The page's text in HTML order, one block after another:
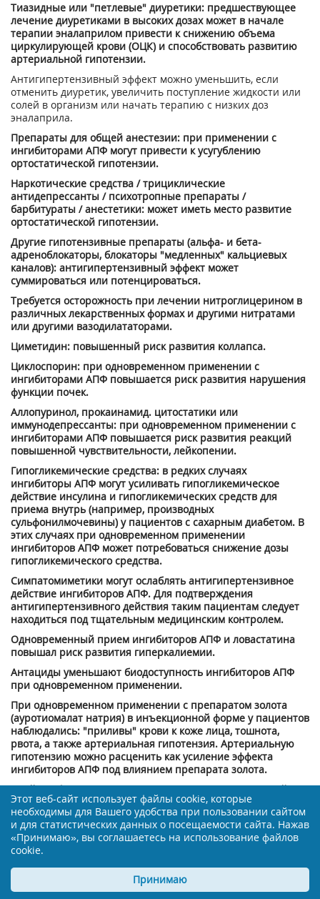
Тиазидные или "петлевые" диуретики: предшествующее
лечение диуретиками в высоких дозах может в начале
терапии эналаприлом привести к снижению объема
циркулирующей крови (ОЦК) и способствовать развитию
артериальной гипотензии.
Антигипертензивный эффект можно уменьшить, если
отменить диуретик, увеличить поступление жидкости или
солей в организм или начать терапию с низких доз
эналаприла.
Препараты для общей анестезии: при применении с
ингибиторами АПФ могут привести к усугублению
ортостатической гипотензии.
Наркотические средства / трициклические
антидепрессанты / психотропные препараты /
барбитураты / анестетики: может иметь место развитие
ортостатической гипотензии.
Другие гипотензивные препараты (альфа- и бета-
адреноблокаторы, блокаторы "медленных" кальциевых
каналов): антигипертензивный эффект может
суммироваться или потенцироваться.
Требуется осторожность при лечении нитроглицерином в
различных лекарственных формах и другими нитратами
или другими вазодилататорами.
Циметидин: повышенный риск развития коллапса.
Циклоспорин: при одновременном применении с
ингибиторами АПФ повышается риск развития нарушения
функции почек.
Аллопуринол, прокаинамид. цитостатики или
иммунодепрессанты: при одновременном применении с
ингибиторами АПФ повышается риск развития реакций
повышенной чувствительности, лейкопении.
Гипогликемические средства: в редких случаях
ингибиторы АПФ могут усиливать гипогликемическое
действие инсулина и гипогликемических средств для
приема внутрь (например, производных
сульфонилмочевины) у пациентов с сахарным диабетом. В
этих случаях при одновременном применении
ингибиторов АПФ может потребоваться снижение дозы
гипогликемического средства.
Симпатомиметики могут ослаблять антигипертензивное
действие ингибиторов АПФ. Для подтверждения
антигипертензивного действия таким пациентам следует
находиться под тщательным медицинским контролем.
Одновременный прием ингибиторов АПФ и ловастатина
повышал риск развития гиперкалиемии.
Антациды уменьшают биодоступность ингибиторов АПФ
при одновременном применении.
При одновременном применении с препаратом золота
(ауротиомалат натрия) в инъекционной форме у пациентов
наблюдались: "приливы" крови к коже лица, тошнота,
рвота, а также артериальная гипотензия. Артериальную
гипотензию можно расценить как усиление эффекта
ингибиторов АПФ под влиянием препарата золота.
Двойная блокада ренин-ангиотензин-альдостероновой
системы
У пациентов с диагностированным атеросклеротическим
заболеванием, сердечной недостаточностью или сахарным
диабетом с поражением органов-мишеней, двойная
ассоциируется с повышенной частотой возникновения
артериальной гипотензии, обморока, гиперкалиемии и
Этот веб-сайт использует файлы cookie, которые
необходимы для Вашего удобства при пользовании сайтом
и для статистических данных о посещаемости сайта. Нажав
«Принимаю», вы соглашаетесь на использование файлов
cookie.
Принимаю